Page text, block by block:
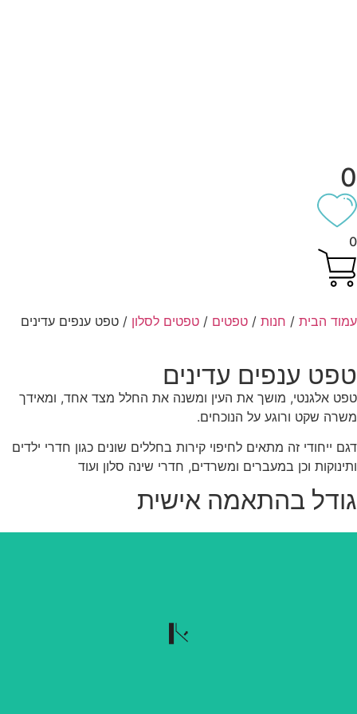
הבית/חנות/טפטים/טפטים לסלון/ טפט ענפים עדינים
ענפים עדינים
אלגנטי, מושך את העין ומשנה את החלל מצד אחד, ומאידך
שקט ורוגע על הנוכחים.
ייחודי זה מתאים לחיפוי קירות בחללים שונים כגון חדרי ילדים
וכן במעברים ומשרדים, חדרי שינה סלון ועוד
בהתאמה אישית
נשלף בקלות